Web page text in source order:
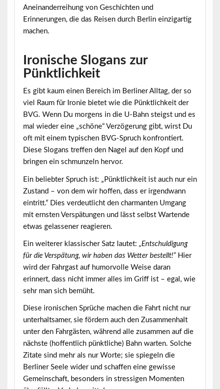
Aneinanderreihung von Geschichten und
Erinnerungen, die das Reisen durch Berlin einzigartig
machen.
Ironische Slogans zur
Pünktlichkeit
Es gibt kaum einen Bereich im Berliner Alltag, der so
viel Raum für Ironie bietet wie die Pünktlichkeit der
BVG. Wenn Du morgens in die U-Bahn steigst und es
mal wieder eine „schöne“ Verzögerung gibt, wirst Du
oft mit einem typischen BVG-Spruch konfrontiert.
Diese Slogans treffen den Nagel auf den Kopf und
bringen ein schmunzeln hervor.
Ein beliebter Spruch ist: „Pünktlichkeit ist auch nur ein
Zustand – von dem wir hoffen, dass er irgendwann
eintritt.“Dies verdeutlicht den charmanten Umgang
mit ernsten Verspätungen und lässt selbst Wartende
etwas gelassener reagieren.
Ein weiterer klassischer Satz lautet: „Entschuldigung
für die Verspätung, wir haben das Wetter bestellt!“Hier
wird der Fahrgast auf humorvolle Weise daran
erinnert, dass nicht immer alles im Griff ist – egal, wie
sehr man sich bemüht.
Diese ironischen Sprüche machen die Fahrt nicht nur
unterhaltsamer, sie fördern auch den Zusammenhalt
unter den Fahrgästen, während alle zusammen auf die
nächste (hoffentlich pünktliche) Bahn warten. Solche
Zitate sind mehr als nur Worte; sie spiegeln die
Berliner Seele wider und schaffen eine gewisse
Gemeinschaft, besonders in stressigen Momenten